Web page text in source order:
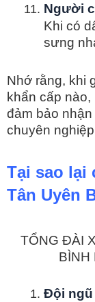
Người
Khi có
sưng
Nhớ rằng, khi
khẩn cấp
đảm bảo
chuyên nghiệp
Tại sao lại
Tân Uyên
TỔNG ĐÀI
BÌNH
Đội ngũ